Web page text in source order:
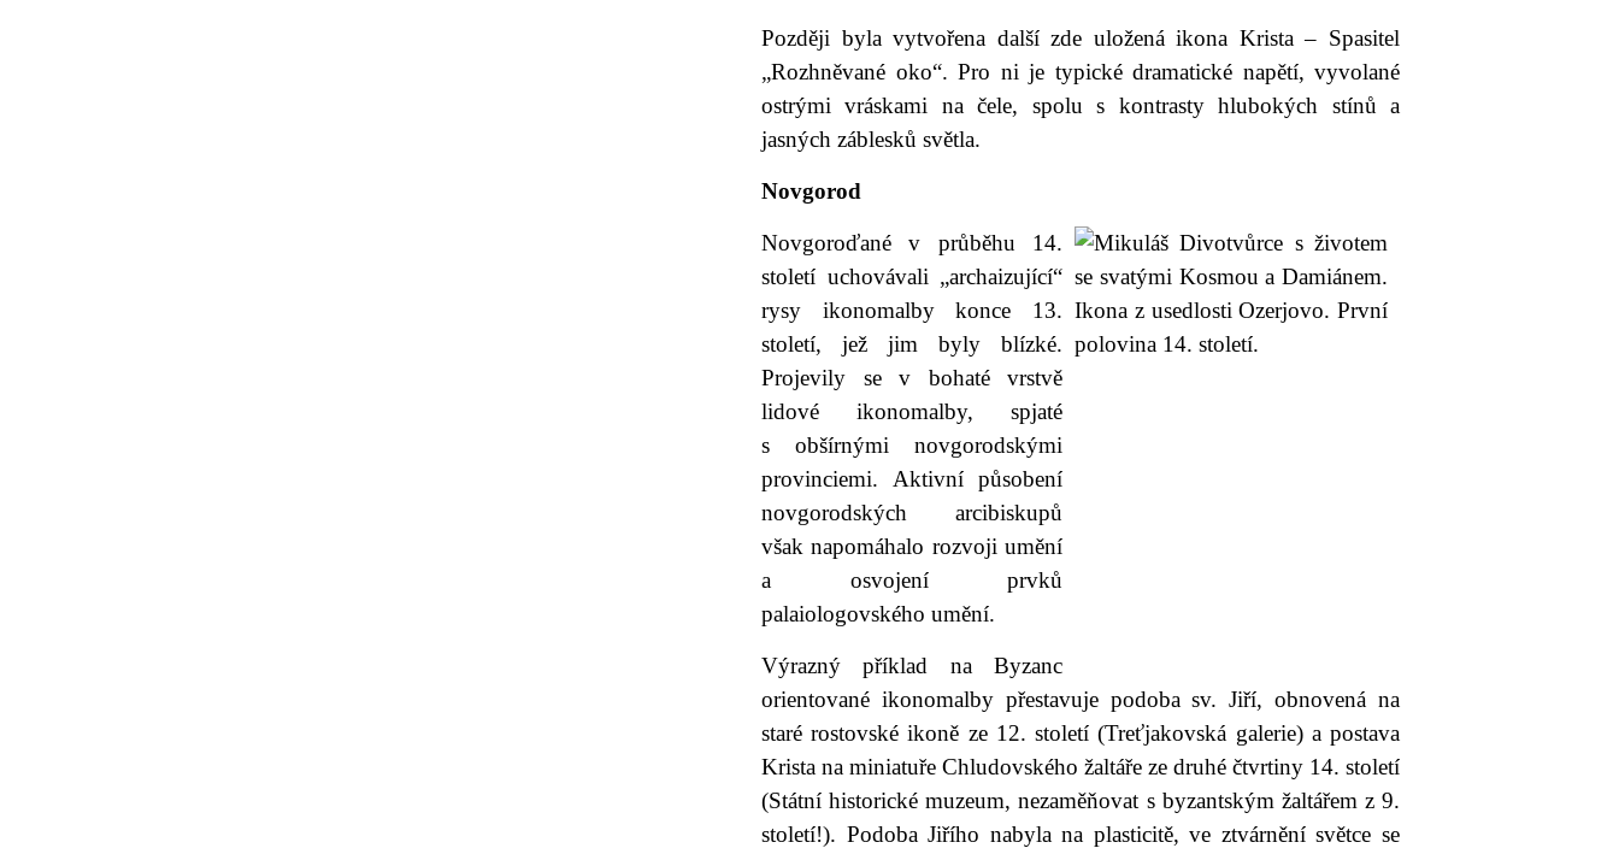
Později byla vytvořena další zde uložená ikona Krista – Spasitel
„Rozhněvané oko“. Pro ni je typické dramatické napětí, vyvolané
ostrými vráskami na čele, spolu s kontrasty hlubokých stínů a
jasných záblesků světla.
Novgorod
Novgoroďané v průběhu 14.
století uchovávali „archaizující“
rysy ikonomalby konce 13.
století, jež jim byly blízké.
Projevily se v bohaté vrstvě
lidové ikonomalby, spjaté
s obšírnými novgorodskými
provinciemi. Aktivní působení
novgorodských arcibiskupů
však napomáhalo rozvoji umění
a osvojení prvků
palaiologovského umění.
Výrazný příklad na Byzanc
orientované ikonomalby přestavuje podoba sv. Jiří, obnovená na
staré rostovské ikoně ze 12. století (Treťjakovská galerie) a postava
Krista na miniatuře Chludovského žaltáře ze druhé čtvrtiny 14. století
(Státní historické muzeum, nezaměňovat s byzantským žaltářem z 9.
století!). Podoba Jiřího nabyla na plasticitě, ve ztvárnění světce se